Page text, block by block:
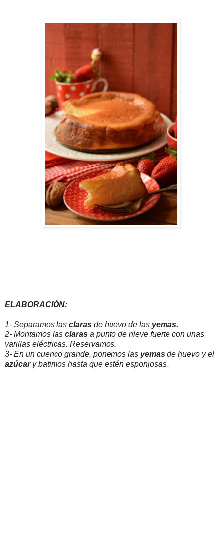
ELABORACIÓN:
1- Separamos las claras de huevo de las yemas.
2- Montamos las claras a punto de nieve fuerte con unas
varillas eléctricas. Reservamos.
3- En un cuenco grande, ponemos las yemas de huevo y el
azúcary batimos hasta que estén esponjosas.